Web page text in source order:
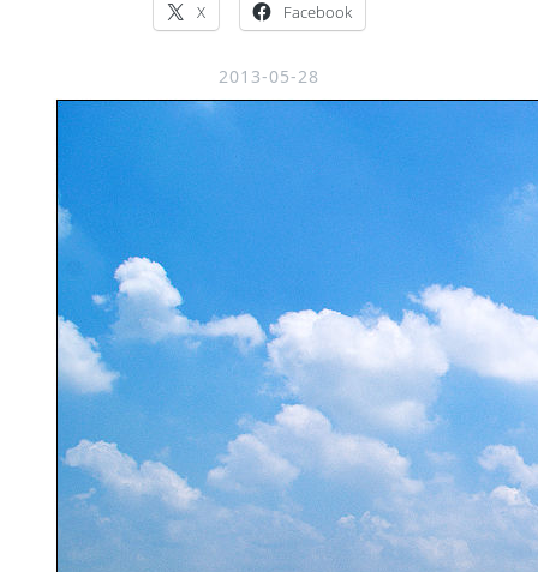
X Facebook
2013-05-28